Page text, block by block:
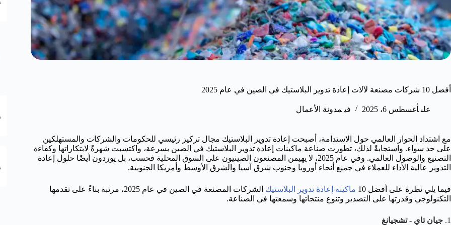
أفضل 10 شركات مصنعة لآلات إعادة تدوير البلاستيك في الصين في عام 2025
على أغسطس 6، 2025 في مدونة الأعمال
مع اشتداد الحوار العالمي حول الاستدامة، أصبحت إعادة تدوير البلاستيك مجال تركيز رئيسي للحكومات والشركات والمستهلكين
على حد سواء. واستجابةً لذلك، تطورت صناعة ماكينات إعادة تدوير البلاستيك في الصين بسرعة، واكتسبت شهرةً لابتكاراتها وكفاءة
التصنيع والوصول العالمي. وفي عام 2025، لا يهيمن المصنعون الصينيون على السوق المحلية فحسب، بل يوردون أيضًا حلول إعادة
التدوير عالية الأداء للعملاء في جميع أنحاء أوروبا وجنوب شرق آسيا والشرق الأوسط وأمريكا الجنوبية.
فيما يلي نظرة على أفضل 10 ماكينة إعادة تدوير البلاستيك
الشركات المصنعة في الصين في عام 2025، مرتبة بناءً على تقدمها
التكنولوجي وقدرتها على التصدير وتنوع منتجاتها وسمعتها في الصناعة.
1. جيان تاي - تشجيانغ